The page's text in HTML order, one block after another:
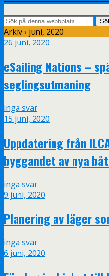
Arkiv › juni, 2020
26 juni, 2020
eSailing Nations –
seglingsutmaning
inga svar
15 juni, 2020
Uppdatering från
byggandet av nya
inga svar
9 juni, 2020
Planering av läger
inga svar
6 juni, 2020